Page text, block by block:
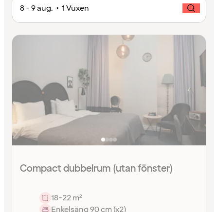
8 - 9 aug. • 1 Vuxen
Compact dubbelrum (utan fönster)
18-22 m²
Enkelsäng 90 cm (x2)